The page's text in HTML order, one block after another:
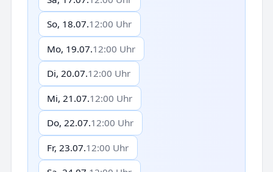
So, 18.07.12:00 Uhr
Mo, 19.07.12:00 Uhr
Di, 20.07.12:00 Uhr
Mi, 21.07.12:00 Uhr
Do, 22.07.12:00 Uhr
Fr, 23.07.12:00 Uhr